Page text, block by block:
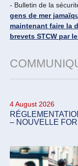
- Bulletin de la
gens de mer
maintenant faire la
brevets STCW par
4 August 2026
– NOUVELLE